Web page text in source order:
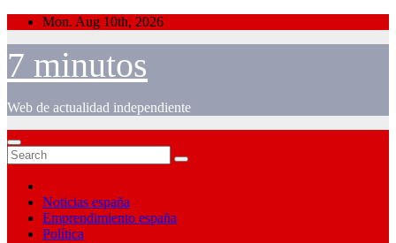
Skip
content
Mon. Aug 10th, 2026
7 minutos
Web de actualidad independiente
Noticias españa
Emprendimiento españa
Política